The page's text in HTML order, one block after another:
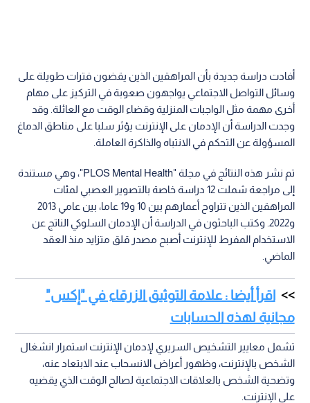
أفادت دراسة جديدة بأن المراهقين الذين يقضون فترات طويلة على
وسائل التواصل الاجتماعي يواجهون صعوبة في التركيز على مهام
أخرى مهمة مثل الواجبات المنزلية وقضاء الوقت مع العائلة. وقد
وجدت الدراسة أن الإدمان على الإنترنت يؤثر سلبا على مناطق الدماغ
المسؤولة عن التحكم في الانتباه والذاكرة العاملة.
تم نشر هذه النتائج في مجلة "PLOS Mental Health"، وهي مستندة
إلى مراجعة شملت 12 دراسة خاصة بالتصوير العصبي لمئات
المراهقين الذين تتراوح أعمارهم بين 10 و19 عاما، بين عامي 2013
و2022. وكتب الباحثون في الدراسة أن الإدمان السلوكي الناتج عن
الاستخدام المفرط للإنترنت أصبح مصدر قلق متزايد منذ العقد
الماضي.
اقرأ أيضا : علامة التوثيق الزرقاء في "إكس"
مجانية لهذه الحسابات
تشمل معايير التشخيص السريري لإدمان الإنترنت استمرار انشغال
الشخص بالإنترنت، وظهور أعراض الانسحاب عند الابتعاد عنه،
وتضحية الشخص بالعلاقات الاجتماعية لصالح الوقت الذي يقضيه
على الإنترنت.